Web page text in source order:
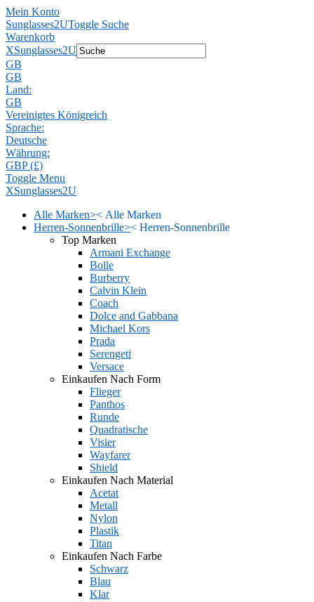
Mein Konto
Sunglasses2UToggle Suche
Warenkorb
XSunglasses2U
GB
GB
Land:
GB
Vereinigtes Königreich
Sprache:
Deutsche
Währung:
GBP (£)
Toggle Menu
XSunglasses2U
Alle Marken>< Alle Marken
Herren-Sonnenbrille>< Herren-Sonnenbrille
Top Marken
Armani Exchange
Bolle
Burberry
Calvin Klein
Coach
Dolce and Gabbana
Michael Kors
Prada
Serengeti
Versace
Einkaufen Nach Form
Flieger
Panthos
Runde
Quadratische
Visier
Wayfarer
Shield
Einkaufen Nach Material
Acetat
Metall
Nylon
Plastik
Titan
Einkaufen Nach Farbe
Schwarz
Blau
Klar